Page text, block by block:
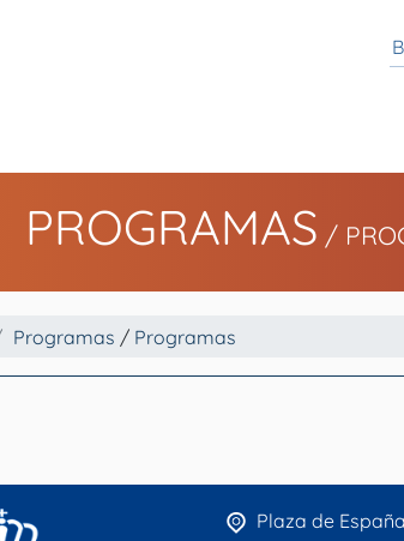
PROGRAMAS /
Programas / Programas
Plaza de